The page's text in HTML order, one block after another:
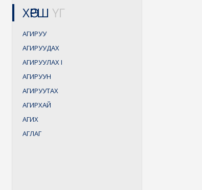
ХӨРШ ҮГ
АГИРУУ
АГИРУУДАХ
АГИРУУЛАХI
АГИРУУН
АГИРУУТАХ
АГИРХАЙ
АГИХ
АГЛАГ